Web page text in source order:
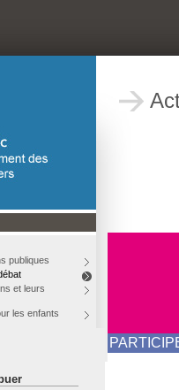
publiques
et leurs
les enfants